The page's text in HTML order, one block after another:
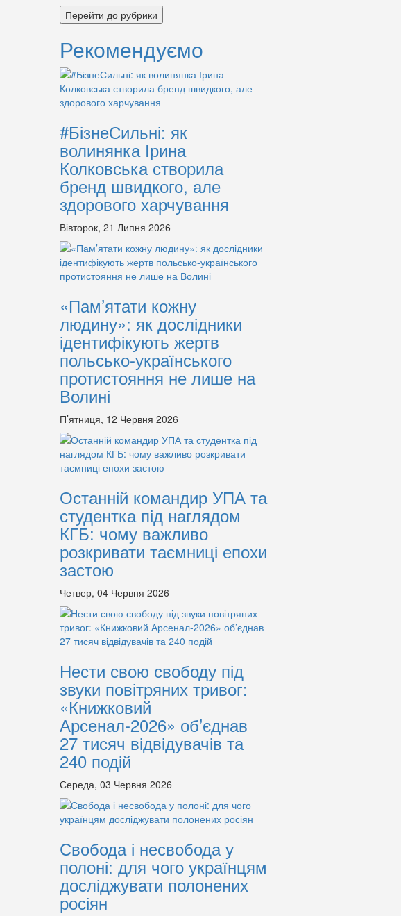
Перейти до рубрики
Рекомендуємо
#БізнеСильні: як
волинянка Ірина
Колковська створила
бренд швидкого, але
здорового харчування
Вівторок, 21 Липня 2026
«Пам’ятати кожну
людину»: як дослідники
ідентифікують жертв
польсько-українського
протистояння не лише на
Волині
П’ятниця, 12 Червня 2026
Останній командир УПА та
студентка під наглядом
КГБ: чому важливо
розкривати таємниці епохи
застою
Четвер, 04 Червня 2026
Нести свою свободу під
звуки повітряних тривог:
«Книжковий
Арсенал-2026» об’єднав
27 тисяч відвідувачів та
240 подій
Середа, 03 Червня 2026
Свобода і несвобода у
полоні: для чого українцям
досліджувати полонених
росіян